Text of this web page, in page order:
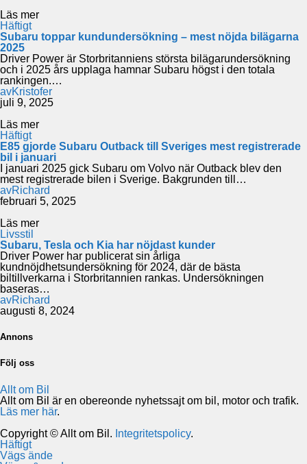
Läs mer
Häftigt
Subaru toppar kundundersökning – mest nöjda bilägarna
2025
Driver Power är Storbritanniens största bilägarundersökning
och i 2025 års upplaga hamnar Subaru högst i den totala
rankingen.…
avKristofer
juli 9, 2025
Läs mer
Häftigt
E85 gjorde Subaru Outback till Sveriges mest registrerade
bil i januari
I januari 2025 gick Subaru om Volvo när Outback blev den
mest registrerade bilen i Sverige. Bakgrunden till…
avRichard
februari 5, 2025
Läs mer
Livsstil
Subaru, Tesla och Kia har nöjdast kunder
Driver Power har publicerat sin årliga
kundnöjdhetsundersökning för 2024, där de bästa
biltillverkarna i Storbritannien rankas. Undersökningen
baseras…
avRichard
augusti 8, 2024
Annons
Följ oss
Allt om Bil
Allt om Bil är en obereonde nyhetssajt om bil, motor och trafik.
Läs mer här.
Copyright © Allt om Bil. Integritetspolicy.
Häftigt
Vägs ände